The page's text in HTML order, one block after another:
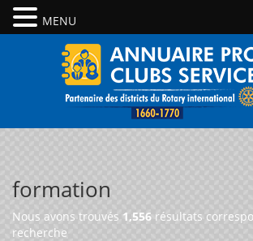
formation
Nous avons trouvés 1,556 résultats
recherche
MENU